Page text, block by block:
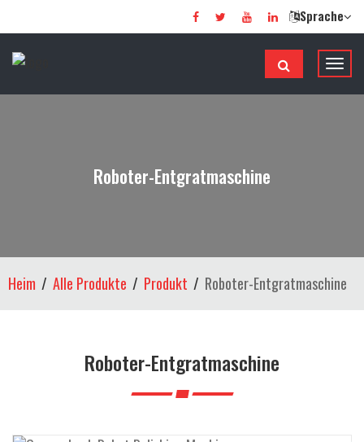
Sprache
N
m
Roboter-Entgratmaschine
Heim Alle Produkte Produkt Roboter-Entgratmaschine
Roboter-Entgratmaschine